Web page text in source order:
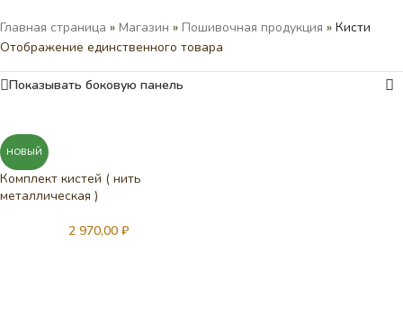
Главная страница » Магазин » Пошивочная продукция » Кисти
Отображение единственного товара
Показывать боковую панель
НОВЫЙ
Комплект кистей ( нить
металлическая )
2 970,00 ₽